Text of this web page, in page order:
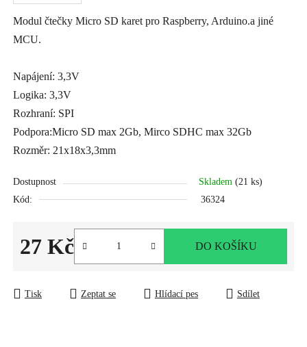
Modul čtečky Micro SD karet pro Raspberry, Arduino.a jiné
MCU.
Napájení: 3,3V
Logika: 3,3V
Rozhraní: SPI
Podpora:Micro SD max 2Gb, Mirco SDHC max 32Gb
Rozměr: 21x18x3,3mm
Dostupnost Skladem (21 ks)
Kód:
36324
27 Kč DO KOŠÍKU
Tisk Zeptat se Hlídací pes Sdílet